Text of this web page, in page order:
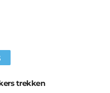
trekken